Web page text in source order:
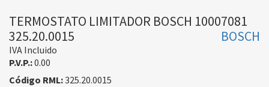
TERMOSTATO LIMITADOR BOSCH 10007081
325.20.0015
BOSCH
IVA Incluido
P.V.P.:0.00
Código RML:325.20.0015